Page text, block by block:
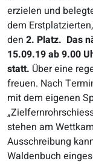
erzielen und
dem
den 2. Platz. Das
15.09.19 ab 9.00
statt. Über eine
freuen. Nach
mit dem eigenen
stehen am
Ausschreibung
Waldenbuch